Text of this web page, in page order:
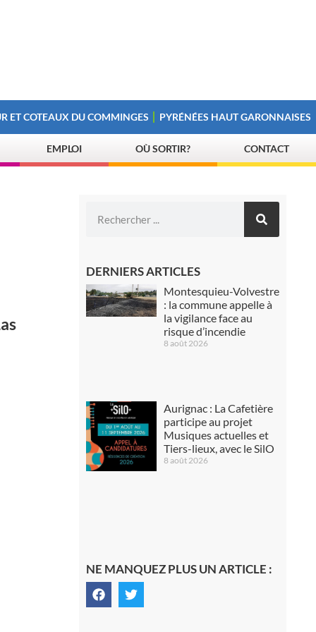
ET COTEAUX DU COMMINGES PYRÉNÉES HAUT GARONNAISES
EMPLOI OÙ SORTIR? CONTACT
DERNIERS ARTICLES
Montesquieu-Volvestre
: la commune appelle à
la vigilance face au
risque d’incendie
8 août 2026
Aurignac : La Cafetière
participe au projet
Musiques actuelles et
Tiers-lieux, avec le SilO
8 août 2026
NE MANQUEZ PLUS UN ARTICLE :